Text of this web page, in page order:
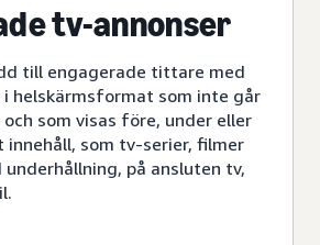
tv-annonser
till engagerade tittare med
i helskärmsformat som inte går
som visas före, under eller
som tv-serier, filmer
på ansluten tv,